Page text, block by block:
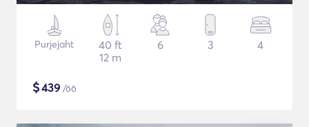
Purjejaht
40 ft
12 m
6 3 4
$439 /öö